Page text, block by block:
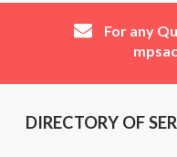
For any
DIRECTORY OF